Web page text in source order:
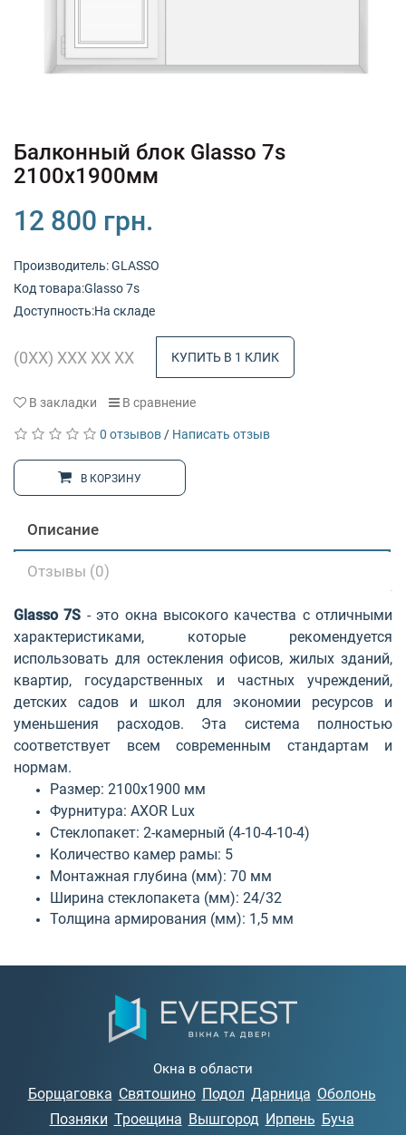
+380 (95) 180 73 18
Балконный блок Glasso 7s
2100х1900мм
12 800 грн.
Производитель:GLASSO
Код товарa:Glasso 7s
Доступность:На складе
КУПИТЬ В 1 КЛИК
В закладки В сравнение
0 отзывов / Написать отзыв
В КОРЗИНУ
Описание
Отзывы (0)
Glasso 7S - это окна высокого качества с отличными
характеристиками, которые рекомендуется
использовать для остекления офисов, жилых зданий,
квартир, государственных и частных учреждений,
детских садов и школ для экономии ресурсов и
уменьшения расходов. Эта система полностью
соответствует всем современным стандартам и
нормам.
Размер: 2100х1900 мм
Фурнитура: AXOR Lux
Стеклопакет: 2-камерный (4-10-4-10-4)
Количество камер рамы: 5
Монтажная глубина (мм): 70 мм
Ширина стеклопакета (мм): 24/32
Толщина армирования (мм): 1,5 мм
Окна в области
Борщаговка Святошино Подол Дарница Оболонь
Позняки Троещина Вышгород Ирпень Буча